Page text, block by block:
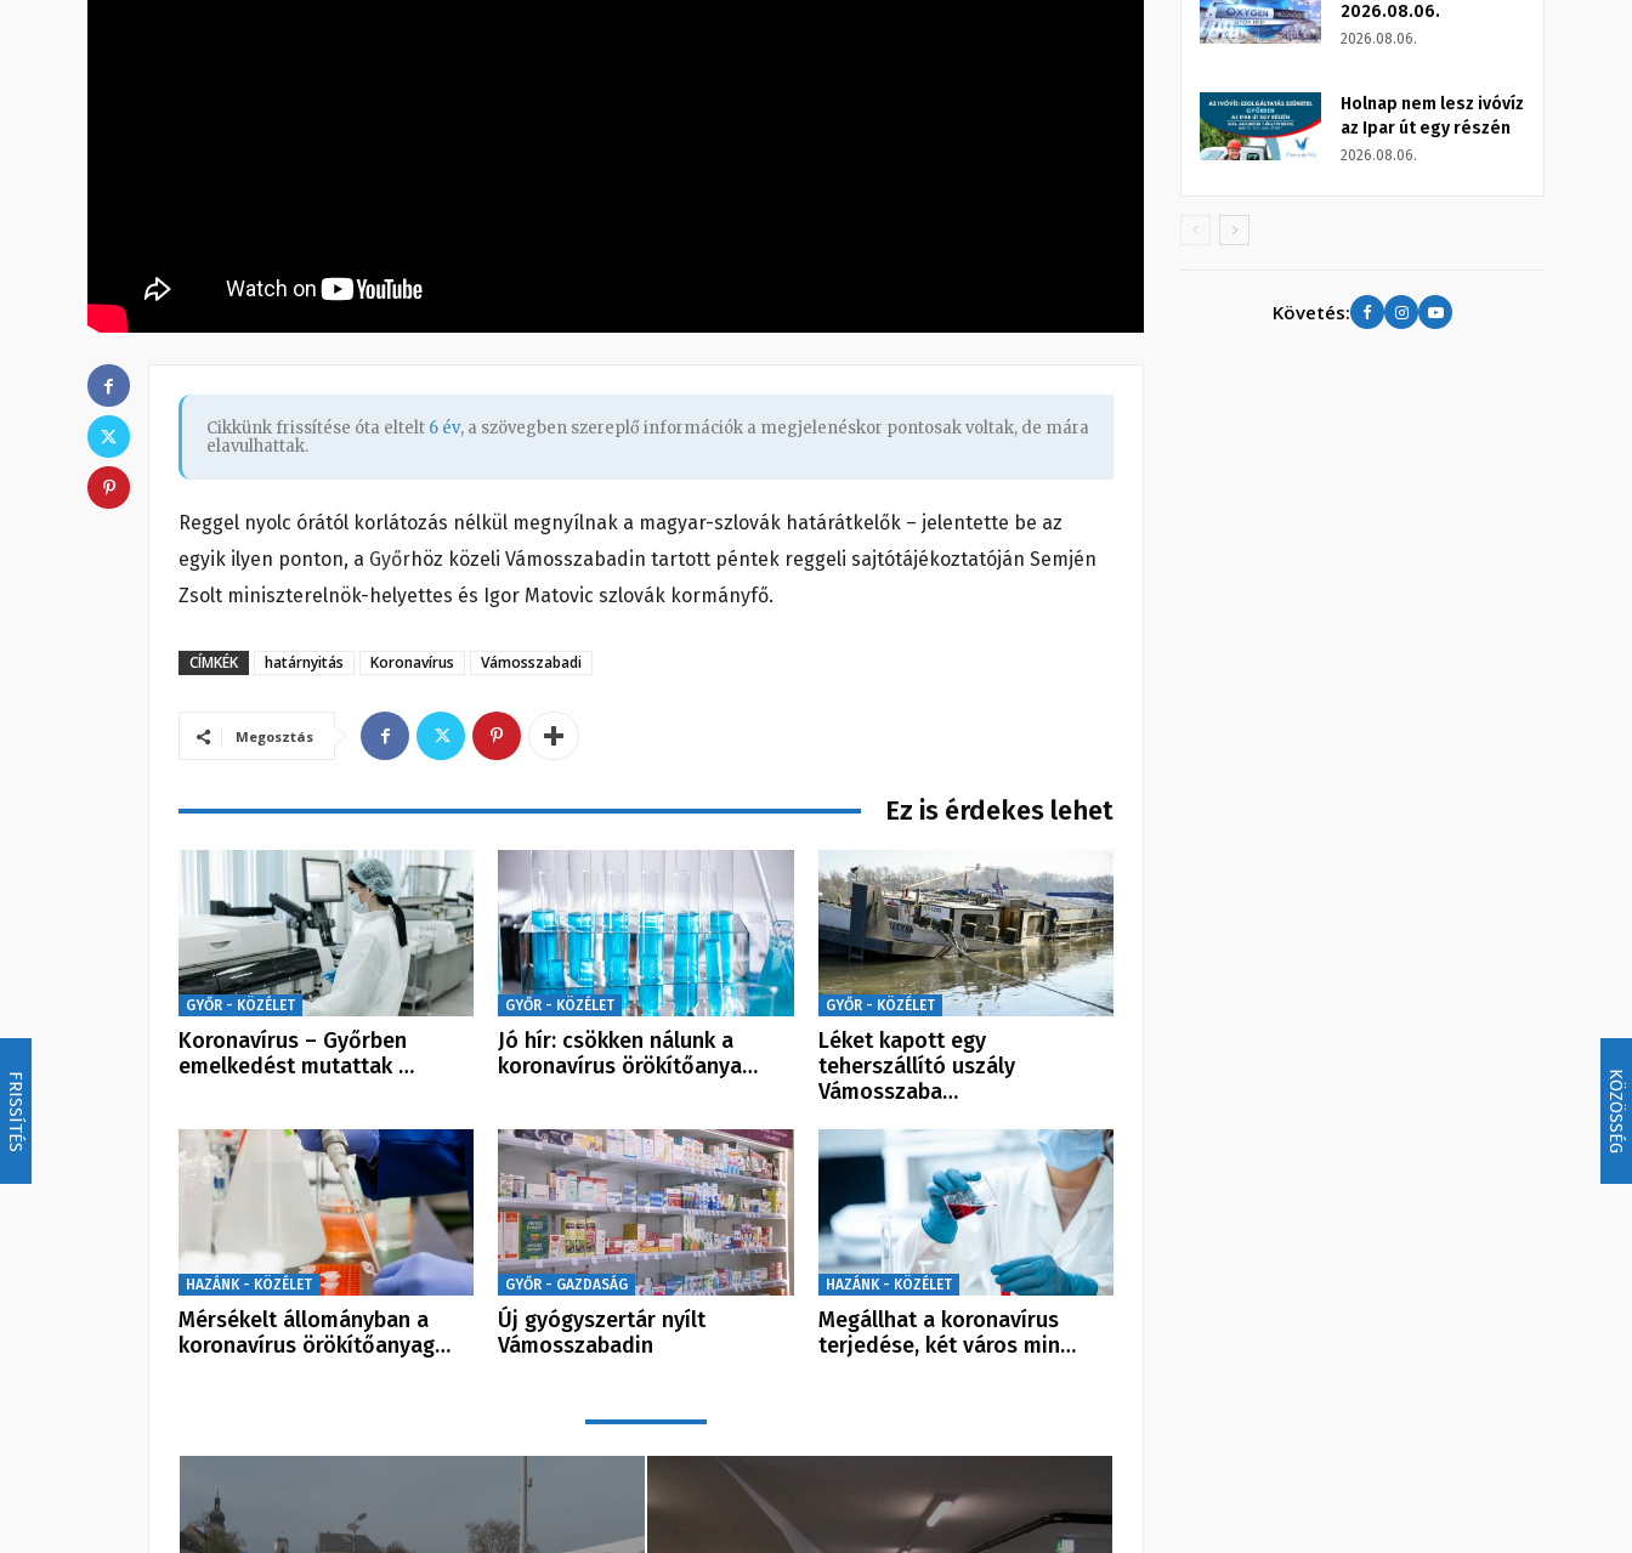
FRISSÍTÉS KÖZÖSSÉG
Cikkünk frissítése óta eltelt 6 év, a szövegben szereplő információk a megjelenéskor pontosak voltak, de mára
elavulhattak.
Reggel nyolc órától korlátozás nélkül megnyílnak a magyar-szlovák határátkelők – jelentette be az
egyik ilyen ponton, a Győrhöz közeli Vámosszabadin tartott péntek reggeli sajtótájékoztatóján Semjén
Zsolt miniszterelnök-helyettes és Igor Matovic szlovák kormányfő.
CÍMKÉK határnyitás Koronavírus Vámosszabadi
Megosztás
Ez is érdekes lehet
GYŐR - KÖZÉLET
Koronavírus – Győrben
emelkedést mutattak …
GYŐR - KÖZÉLET
Jó hír: csökken nálunk a
koronavírus örökítőanya…
GYŐR - KÖZÉLET
Léket kapott egy
teherszállító uszály
Vámosszaba…
HAZÁNK - KÖZÉLET
Mérsékelt állományban a
koronavírus örökítőanyag…
GYŐR - GAZDASÁG
Új gyógyszertár nyílt
Vámosszabadin
HAZÁNK - KÖZÉLET
Megállhat a koronavírus
terjedése, két város min…
2026.08.06.
2026.08.06.
Holnap nem lesz ivóvíz
az Ipar út egy részén
2026.08.06.
Követés: